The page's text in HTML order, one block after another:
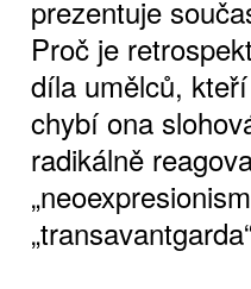
prezentuje
Proč je
díla umělců,
chybí ona
radikálně